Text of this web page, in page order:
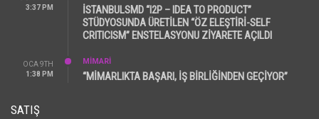
3:37 PM
İSTANBULSMD “I2P – IDEA TO PRODUCT”
STÜDYOSUNDA ÜRETİLEN “ÖZ ELEŞTİRİ-SELF
CRITICISM” ENSTELASYONU ZİYARETE AÇILDI
OCA 9TH
1:38 PM
MİMARİ
“MİMARLIKTA BAŞARI, İŞ BİRLİĞİNDEN GEÇİYOR”
SATIŞ